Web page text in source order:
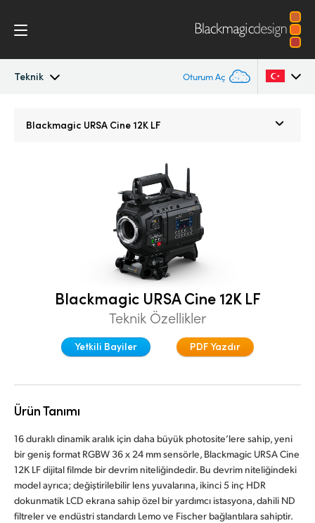
Teknik Oturum Aç
Denmark
France
Germany
Hong Kong SAR, China
India
Blackmagic URSA Cine 12K LF
Blackmagic URSA Cine 12K LF
Teknik Özellikler
Yetkili Bayiler PDF Yazdır
Ürün Tanımı
16 duraklı dinamik aralık için daha büyük photosite’lere sahip, yeni
bir geniş format RGBW 36 x 24 mm sensörle, Blackmagic URSA Cine
12K LF dijital filmde bir devrim niteliğindedir. Bu devrim niteliğindeki
model ayrıca; değiştirilebilir lens yuvalarına, ikinci 5 inç HDR
dokunmatik LCD ekrana sahip özel bir yardımcı istasyona, dahili ND
filtreler ve endüstri standardı Lemo ve Fischer bağlantılara sahiptir.